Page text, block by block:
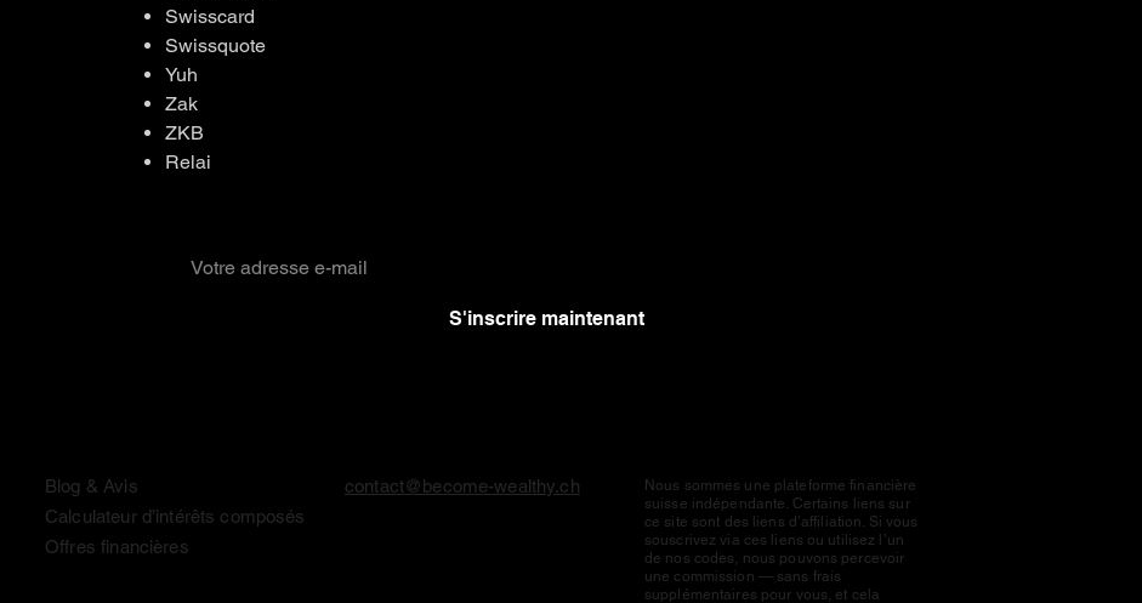
Swisscard
Swissquote
Yuh
Zak
ZKB
Relai
S'inscrire maintenant
Blog & Avis
Calculateur d’intérêts composés
Offres financières
contact@become-wealthy.ch
Nous sommes une plateforme financière
suisse indépendante. Certains liens sur
ce site sont des liens d’affiliation. Si vous
souscrivez via ces liens ou utilisez l’un
de nos codes, nous pouvons percevoir
une commission — sans frais
supplémentaires pour vous, et cela